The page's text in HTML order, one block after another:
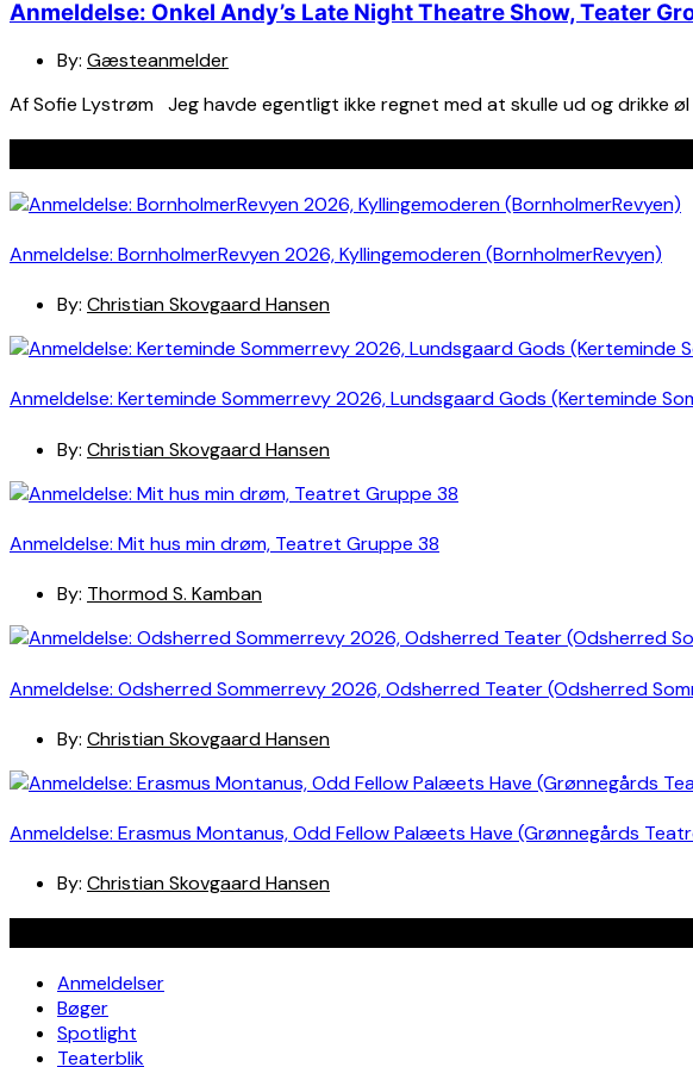
Anmeldelse: Onkel Andy’s Late Night Theatre Show, Teater
By: Gæsteanmelder
Af Sofie Lystrøm Jeg havde egentligt ikke regnet med at skulle ud og drikke
Anmeldelse: BornholmerRevyen 2026, Kyllingemoderen (BornholmerRevyen)
By: Christian Skovgaard Hansen
Anmeldelse: Kerteminde Sommerrevy 2026, Lundsgaard Gods (Kerteminde
By: Christian Skovgaard Hansen
Anmeldelse: Mit hus min drøm, Teatret Gruppe 38
By: Thormod S. Kamban
Anmeldelse: Odsherred Sommerrevy 2026, Odsherred Teater (Odsherred
By: Christian Skovgaard Hansen
Anmeldelse: Erasmus Montanus, Odd Fellow Palæets Have (Grønnegårds
By: Christian Skovgaard Hansen
Anmeldelser
Bøger
Spotlight
Teaterblik